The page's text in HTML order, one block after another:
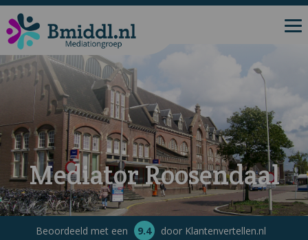
Mediator Roosendaal
Beoordeeld met een 9.4 door Klantenvertellen.nl